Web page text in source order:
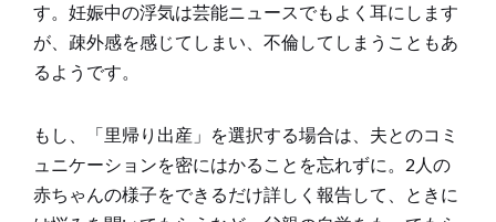
す。妊娠中の浮気は芸能ニュースでもよく耳にします
が、疎外感を感じてしまい、不倫してしまうこともあ
るようです。
もし、「里帰り出産」を選択する場合は、夫とのコミ
ュニケーションを密にはかることを忘れずに。2人の
赤ちゃんの様子をできるだけ詳しく報告して、ときに